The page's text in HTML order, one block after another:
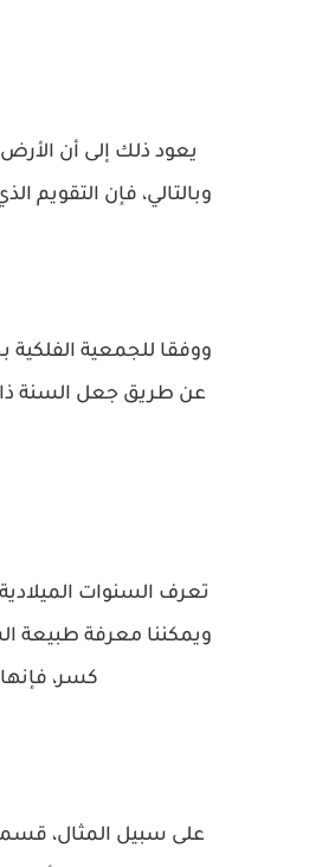
وبالتالي، فإن التقويم الذي يعتمد على 365 يومًا سيصبح غير متزامنًا
ووفقا للجمعية
كسر،